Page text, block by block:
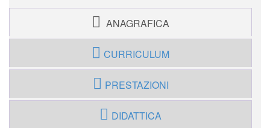
ANAGRAFICA
CURRICULUM
PRESTAZIONI
DIDATTICA